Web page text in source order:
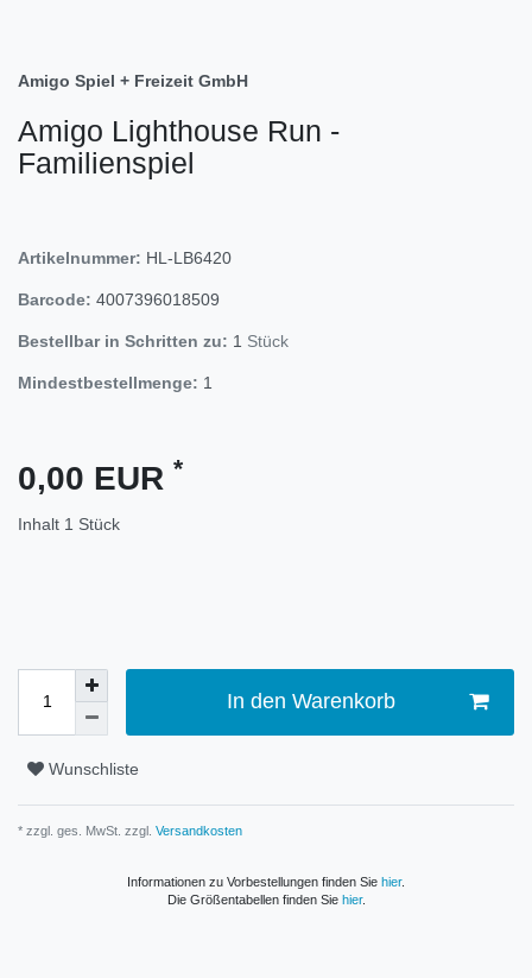
Amigo Spiel + Freizeit GmbH
Amigo Lighthouse Run -
Familienspiel
Artikelnummer: HL-LB6420
Barcode: 4007396018509
Bestellbar in Schritten zu: 1 Stück
Mindestbestellmenge: 1
0,00 EUR *
Inhalt 1 Stück
In den Warenkorb
Wunschliste
* zzgl. ges. MwSt. zzgl. Versandkosten
Informationen zu Vorbestellungen finden Sie hier.
Die Größentabellen finden Sie hier.